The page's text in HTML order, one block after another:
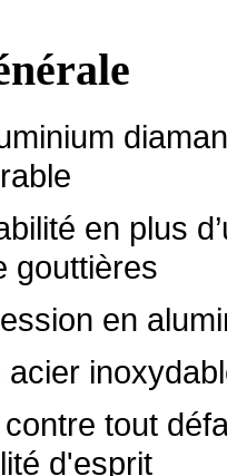
en plus
gouttières
en
tout
d'esprit